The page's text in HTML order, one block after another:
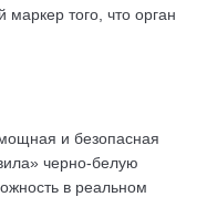
того, что орган
и безопасная
черно-белую
в реальном